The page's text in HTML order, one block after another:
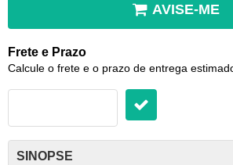
AVISE-ME
Frete e Prazo
Calcule o frete e o prazo de entrega
SINOPSE